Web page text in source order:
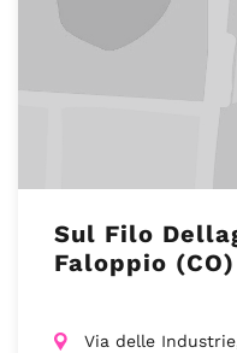
Sul Filo
Faloppio (CO)
Via delle